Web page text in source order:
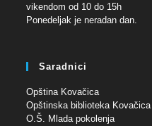
vikendom od 10 do 15h
Ponedeljak je neradan dan.
Saradnici
Opština Kovačica
Opštinska biblioteka Kovačica
O.Š. Mlada pokolenja